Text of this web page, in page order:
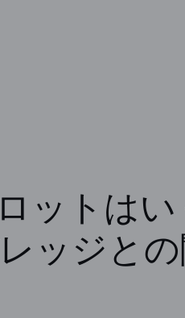
ットはい
ッジと